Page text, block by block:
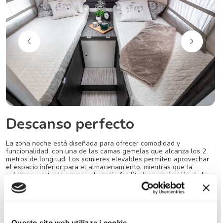
Descanso perfecto
La zona noche está diseñada para ofrecer comodidad y
funcionalidad, con una de las camas gemelas que alcanza los 2
metros de longitud. Los somieres elevables permiten aprovechar
el espacio inferior para el almacenamiento, mientras que la
práctica puerta de acceso al garaje facilita la organización de los
objetos más voluminosos. Completan el ambiente un gran armario
y armarios superiores con estante y doble balda lateral, para